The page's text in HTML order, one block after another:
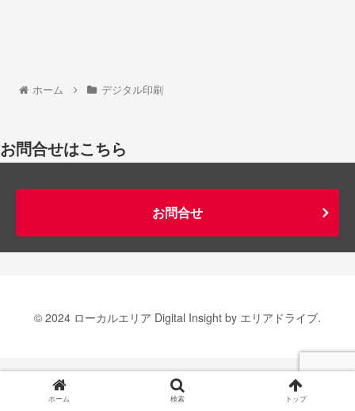
ホーム デジタル印刷
お問合せはこちら
お問合せ
© 2024 ローカルエリア Digital Insight by エリアドライブ.
ホーム 検索 トップ